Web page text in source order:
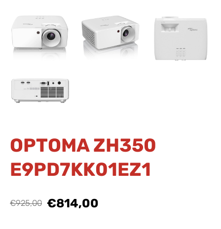
OPTOMA ZH350
E9PD7KK01EZ1
€925,00 €814,00